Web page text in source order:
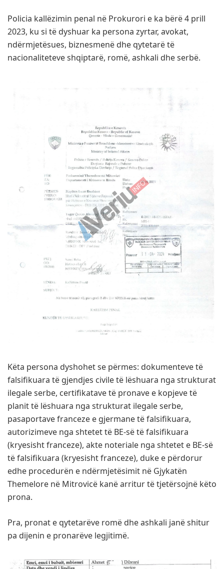
Policia kallëzimin penal në Prokurori e ka bërë 4 prill
2023, ku si të dyshuar ka persona zyrtar, avokat,
ndërmjetësues, biznesmenë dhe qytetarë të
nacionaliteteve shqiptarë, romë, ashkali dhe serbë.
Këta persona dyshohet se përmes: dokumenteve të
falsifikuara të gjendjes civile të lëshuara nga strukturat
ilegale serbe, certifikatave të pronave e kopjeve të
planit të lëshuara nga strukturat ilegale serbe,
pasaportave franceze e gjermane të falsifikuara,
autorizimeve nga shtetet të BE-së të falsifikuara
(kryesisht franceze), akte noteriale nga shtetet e BE-së
të falsifikuara (kryesisht franceze), duke e përdorur
edhe procedurën e ndërmjetësimit në Gjykatën
Themelore në Mitrovicë kanë arritur të tjetërsojnë këto
prona.
Pra, pronat e qytetarëve romë dhe ashkali janë shitur
pa dijenin e pronarëve legjitimë.